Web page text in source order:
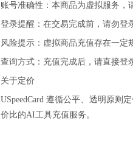
账号准确性：本商品为虚拟服务，
登录提醒：在交易完成前，请勿登
风险提示：虚拟商品充值存在一定
查询方式：充值完成后，请直接登
关于定价
USpeedCard 遵循公平、透明原则
价比的AI工具充值服务。